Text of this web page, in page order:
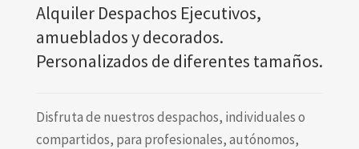
Alquiler Despachos Ejecutivos,
amueblados y decorados.
Personalizados de diferentes tamaños.
Disfruta de nuestros despachos, individuales o
compartidos, para profesionales, autónomos,